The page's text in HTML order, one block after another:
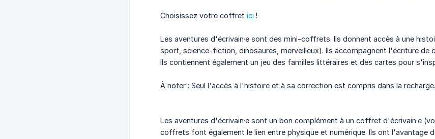
Choisissez votre coffret ici !
Les aventures d'écrivain·e sont des mini-coffrets. Ils donnent accès à une
sport, science-fiction, dinosaures, merveilleux). Ils accompagnent l'écriture
Ils contiennent également un jeu des familles littéraires et des cartes pour
À noter : Seul l'accès à l'histoire et à sa correction est compris dans la
Les aventures d'écrivain·e sont un bon complément à un coffret d'écrivain·e
coffrets font également le lien entre physique et numérique. Ils ont l'avantage